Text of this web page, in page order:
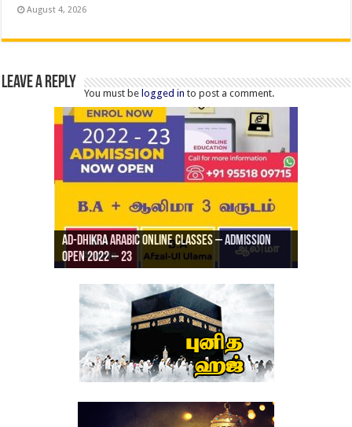
August 4, 2026
Leave a Reply
You must belogged in to post a comment.
Ad-Dhikra Arabic Online Classes – Admission
Open 2022 – 23
Ad-Dhikra Arabic Online Classes – BA Arabic
AD DHIKRA ARABIC COLLEGE ADMISSION
ரியாத் ஜும்ஆ தமிழாக்கம், Jamia Al Hajiri
Masjid (Kuwait Masjid), Malaz, Riyadh